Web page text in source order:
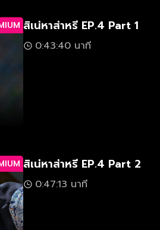
สิเน่หาส่าหรี EP.4 Part 1
0:43:40 นาที
สิเน่หาส่าหรี EP.4 Part 2
0:47:13 นาที